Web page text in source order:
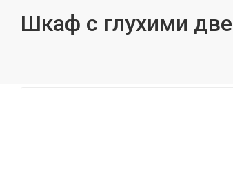
Шкаф с глухими